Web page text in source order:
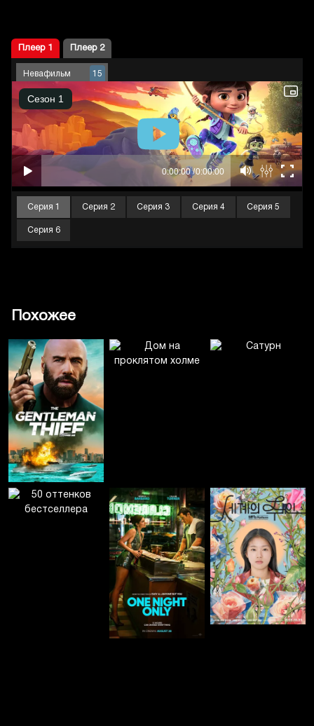
Плеер 1 Плеер 2
Невафильм 15
Серия 1 Серия 2 Серия 3 Серия 4 Серия 5
Серия 6
Похожее